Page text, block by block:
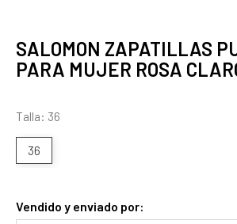
SALOMON ZAPATILLAS
PARA MUJER ROSA
Talla: 36
36
Vendido y enviado por: